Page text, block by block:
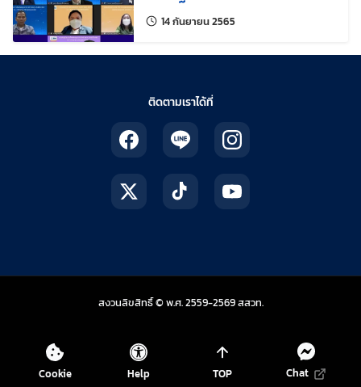
ออนไลน์ชูผลงานโรงเรียนและครู
14 กันยายน 2565แก้ไขล่าสุดเมื่อ:
ติดตามเราได้ที่
สงวนลิขสิทธิ์ © พ.ศ. 2559-2569สสวท.สถาบันส่งเสริมการสอ
Cookie Help TOP Chat